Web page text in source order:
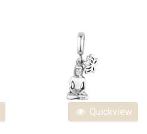
Quickview